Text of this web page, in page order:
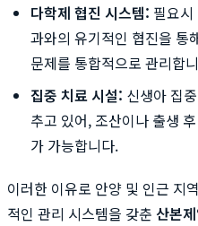
다학제 협진 시스템: 필요
과와의 유기적인 협진을 통
문제를 통합적으로 관리합
집중 치료 시설: 신생아 집
추고 있어, 조산이나 출생
가 가능합니다.
이러한 이유로 안양 및 인근 지
적인 관리 시스템을 갖춘 산본